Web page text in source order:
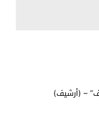
– (أرشيف)